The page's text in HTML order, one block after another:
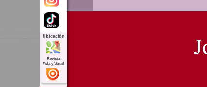
Ubicación
Revista
Vida y Salud